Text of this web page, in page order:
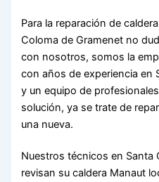
Para la reparación de
Coloma de Gramenet no
con nosotros, somos la
con años de experiencia en
y un equipo de
solución, ya se trate de
una nueva.
Nuestros técnicos en Santa
revisan su caldera Manaut